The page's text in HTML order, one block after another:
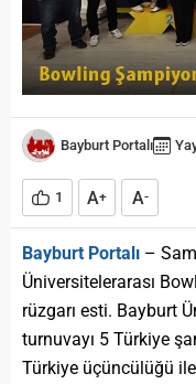
Bayburt Portalı
1 A+ A-
Bayburt Portalı –
Üniversitelerarası
rüzgarı esti. Bayburt
turnuvayı 5 Türkiye
Türkiye üçüncülüğü